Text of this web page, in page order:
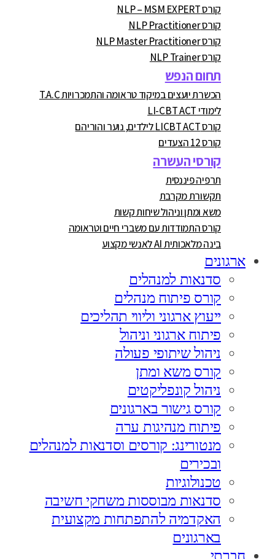
קורס NLP – MSM EXPERT
קורס NLP Practitioner
קורס NLP Master Practitioner
קורס NLP Trainer
תחום הנפש
הכשרת יועצים במיקוד טראומה והתמכרויות T.A.C
לימודי LI-CBT ACT
קורס LICBT ACT לילדים, נוער והוריהם
קורס 12 הצעדים
קורסי העשרה
תרפיה פיננסית
תקשורת מקרבת
משא ומתן וניהול שיחות קשות
קורס התמודדות עם משברי חיים וטראומה
בינה מלאכותית AI לאנשי מקצוע
ארגונים
סדנאות למנהלים
קורס פיתוח מנהלים
ייעוץ ארגוני וליווי תהליכים
פיתוח ארגוני וניהול
ניהול שיתופי פעולה
קורס משא ומתן
ניהול קונפליקטים
קורס גישור בארגונים
פיתוח מנהיגות ערה
מנטורינג: קורסים וסדנאות למנהלים
ובכירים
טכנולוגיות
סדנאות מבוססות משחקי חשיבה
האקדמיה להתפתחות מקצועית
בארגונים